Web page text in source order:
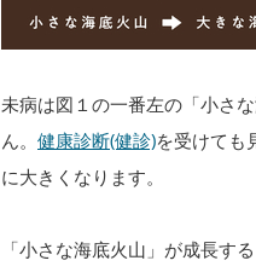
未病は図１の一番左の「小さ
ん。 健康診断(健診)を受けても
に大きくなります。
「小さな海底火山」が成長す